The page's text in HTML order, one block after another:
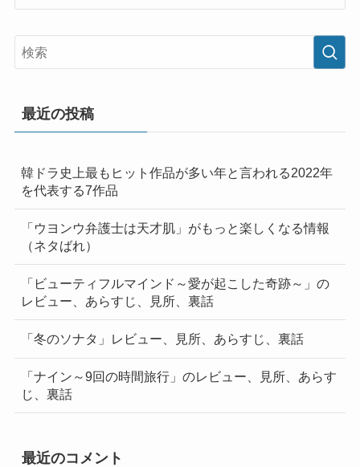
最近の投稿
韓ドラ史上最もヒット作品が多い年と言われる2022年
を代表する7作品
「ウヨンウ弁護士は天才肌」がもっと楽しくなる情報
（ネタばれ）
「ビューティフルマインド～愛が起こした奇跡～」の
レビュー、あらすじ、見所、裏話
「冬のソナタ」レビュー、見所、あらすじ、裏話
「ナイン～9回の時間旅行」のレビュー、見所、あらす
じ、裏話
最近のコメント